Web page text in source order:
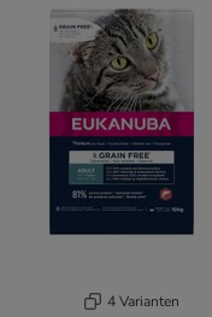
4 Varianten